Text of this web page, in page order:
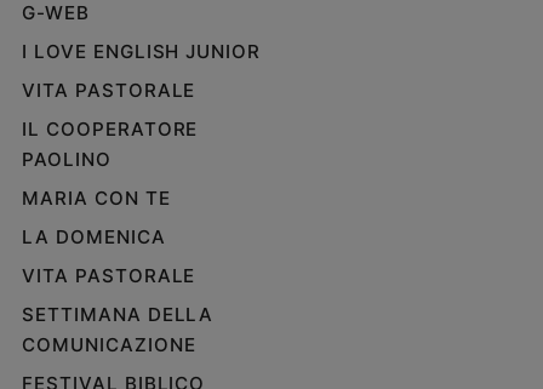
G-WEB
I LOVE ENGLISH JUNIOR
VITA PASTORALE
IL COOPERATORE
PAOLINO
MARIA CON TE
LA DOMENICA
VITA PASTORALE
SETTIMANA DELLA
COMUNICAZIONE
FESTIVAL BIBLICO